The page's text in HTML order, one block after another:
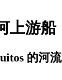
上游船
的河